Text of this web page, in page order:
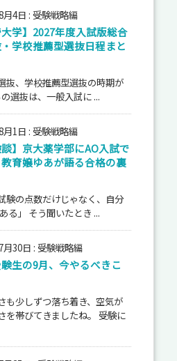
月4日 : 受験戦略編
大学】2027年度入試版総合
学校推薦型選抜日程まと
抜、学校推薦型選抜の時期が
選抜は、一般入試に ...
月1日 : 受験戦略編
談】京大薬学部にAO入試で
育嬢ゆあが語る合格の裏
験の点数だけじゃなく、自分
る」 そう聞いたとき ...
月30日 : 受験戦略編
生の9月、今やるべきこ
も少しずつ落ち着き、空気が
を帯びてきましたね。 受験に